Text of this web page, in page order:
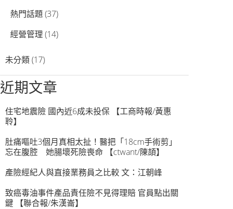
熱門話題(37)
經營管理 (14)
未分類(17)
近期文章
住宅地震險 國內近6成未投保 【工商時報/黃惠
聆】
肚痛嘔吐3個月真相太扯！醫把「18cm手術剪」
忘在腹腔 她腸壞死險喪命 【ctwant/陳頡】
產險經紀人與直接業務員之比較 文：江朝峰
致癌毒油事件產品責任險不見得理賠 官員點出關
鍵 【聯合報/朱漢崙】